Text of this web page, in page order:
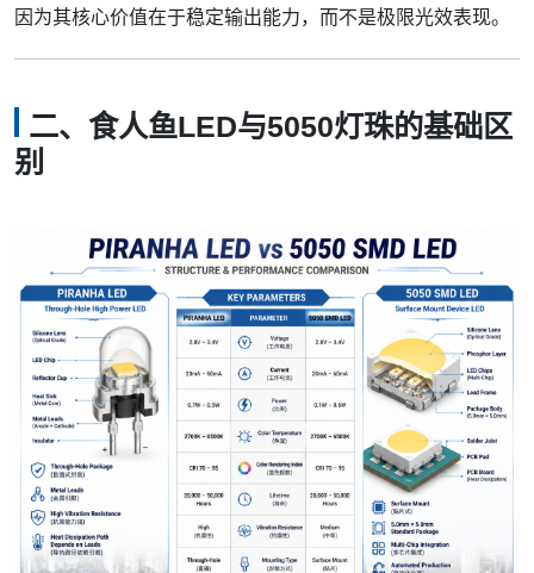
因为其核心价值在于稳定输出能力，而不是极限光效表现。
二、食人鱼LED与5050灯珠的基础区
别